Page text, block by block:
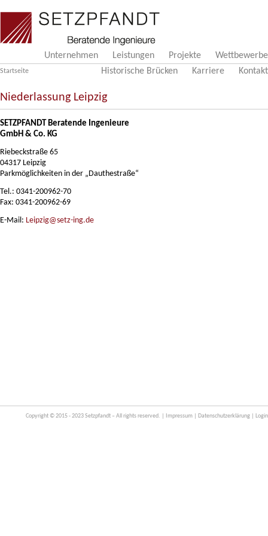
Direkt zum Inhalt
Setzpfandt
Unternehmen Leistungen Projekte
Wettbewerbe
Historische Brücken
Karriere Kontakt
Startseite
Niederlassung Leipzig
SETZPFANDT Beratende Ingenieure
GmbH & Co. KG
Riebeckstraße 65
04317 Leipzig
Parkmöglichkeiten in der „Dauthestraße“
Tel.: 0341-200962-70
Fax: 0341-200962-69
E-Mail: Leipzig@setz-ing.de
Copyright © 2015 - 2023 Setzpfandt – All rights reserved. | Impressum Datenschutzerklärung Login